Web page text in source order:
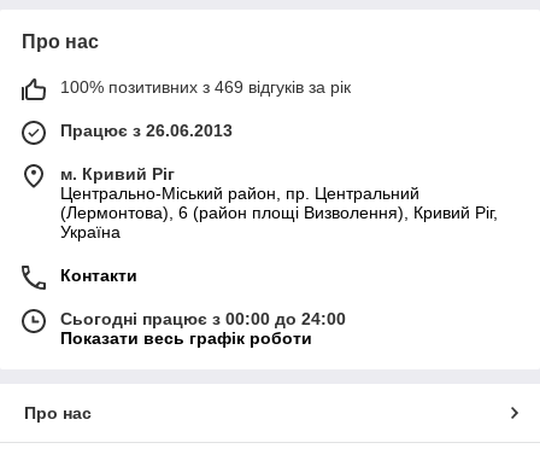
Про нас
100% позитивних з 469 відгуків за рік
Працює з 26.06.2013
м. Кривий Ріг
Центрально-Міський район, пр. Центральний
(Лермонтова), 6 (район площі Визволення), Кривий Ріг,
Україна
Контакти
Сьогодні працює з 00:00 до 24:00
Показати весь графік роботи
Про нас